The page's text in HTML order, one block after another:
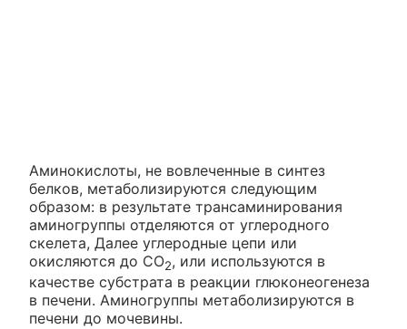
Аминокислоты, не вовлеченные в синтез
белков, метаболизируются следующим
образом: в результате трансаминирования
аминогруппы отделяются от углеродного
скелета, Далее углеродные цепи или
окисляются до СО2, или используются в
качестве субстрата в реакции глюконеогенеза
в печени. Аминогруппы метаболизируются в
печени до мочевины.